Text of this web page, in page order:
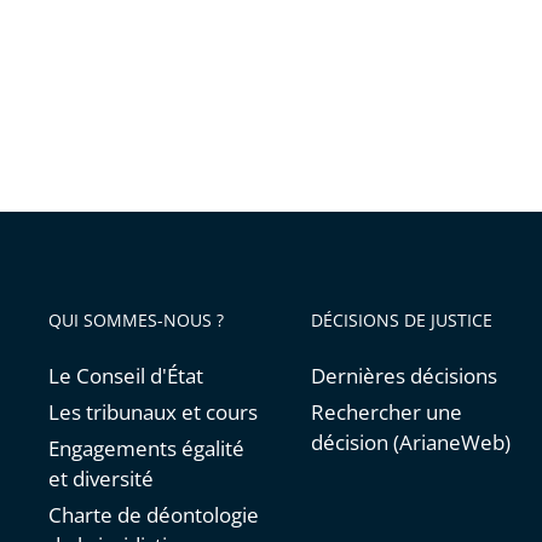
QUI SOMMES-NOUS ?
Le Conseil d'État
Les tribunaux et cours
Engagements égalité
et diversité
Charte de déontologie
DÉCISIONS DE JUSTICE
Dernières décisions
Rechercher une
décision (ArianeWeb)